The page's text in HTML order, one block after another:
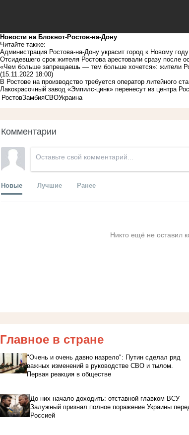
Новости на Блoкнoт-Ростов-на-Дону
Читайте также:
Администрация Ростова-на-Дону украсит город к Новому
Отсидевшего срок жителя Ростова арестовали сразу после
«Чем больше запрещаешь — тем больше хочется»: жители
(15.11.2022 18:00)
В Ростове на производство требуется оператор литейного
Лакокрасочный завод «Эмпилс-цинк» перенесут из центра
РостовЗамбияСВОУкраина
Комментарии
Новые Лучшие Ранее
Никто ещё не оставил
Главное в стране
"Очень и очень давно назрело": Путин сделал ряд
важных изменений в руководстве СВО и тылом.
Первая реакция в обществе
До них начало доходить: отставной главком ВСУ
Залужный признал полное поражение Украины
Россией